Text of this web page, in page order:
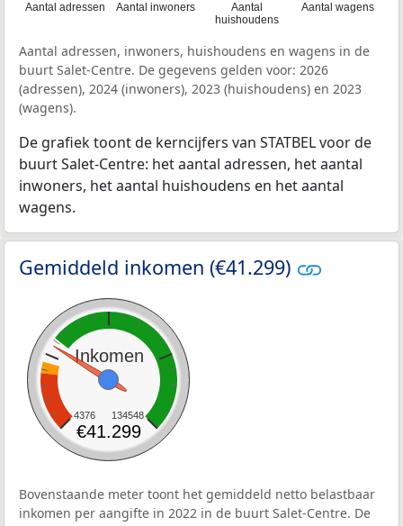
Aantal adressen Aantal inwoners
Aantal
huishoudens
Aantal wagens
Aantal adressen, inwoners, huishoudens en wagens in de
buurt Salet-Centre. De gegevens gelden voor: 2026
(adressen), 2024 (inwoners), 2023 (huishoudens) en 2023
(wagens).
De grafiek toont de kerncijfers van STATBEL voor de
buurt Salet-Centre: het aantal adressen, het aantal
inwoners, het aantal huishoudens en het aantal
wagens.
Gemiddeld inkomen (€41.299)
Inkomen
4376 134548
€41.299
Bovenstaande meter toont het gemiddeld netto belastbaar
inkomen per aangifte in 2022 in de buurt Salet-Centre. De